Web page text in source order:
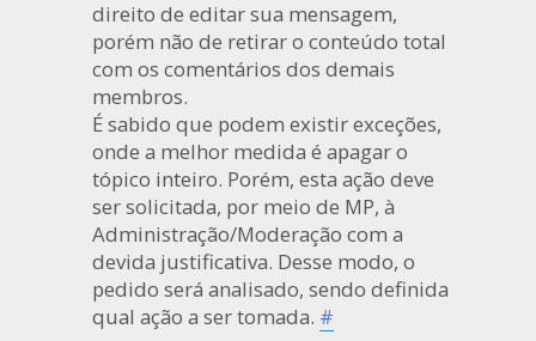
direito de editar sua mensagem,
porém não de retirar o conteúdo total
com os comentários dos demais
membros.
É sabido que podem existir exceções,
onde a melhor medida é apagar o
tópico inteiro. Porém, esta ação deve
ser solicitada, por meio de MP, à
Administração/Moderação com a
devida justificativa. Desse modo, o
pedido será analisado, sendo definida
qual ação a ser tomada. #